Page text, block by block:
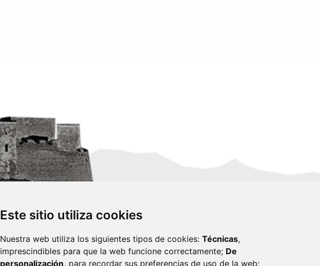
Este sitio utiliza cookies
Nuestra web utiliza los siguientes tipos de cookies: Técnicas,
imprescindibles para que la web funcione correctamente; De
personalización, para recordar sus preferencias de uso de la web;